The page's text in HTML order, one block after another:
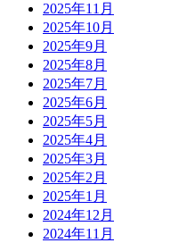
2025年11月
2025年10月
2025年9月
2025年8月
2025年7月
2025年6月
2025年5月
2025年4月
2025年3月
2025年2月
2025年1月
2024年12月
2024年11月